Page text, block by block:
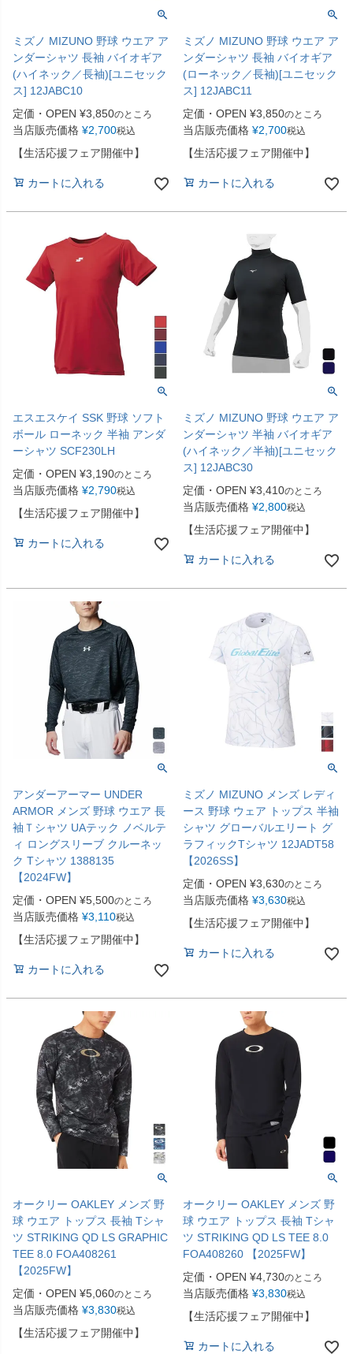
ミズノ MIZUNO 野球 ウエア ア
ンダーシャツ 長袖 バイオギア
(ハイネック／長袖)[ユニセック
ス] 12JABC10
定価・OPEN ¥3,850のところ
当店販売価格 ¥2,700税込
【生活応援フェア開催中】
カートに入れる
ミズノ MIZUNO 野球 ウエア ア
ンダーシャツ 長袖 バイオギア
(ローネック／長袖)[ユニセック
ス] 12JABC11
定価・OPEN ¥3,850のところ
当店販売価格 ¥2,700税込
【生活応援フェア開催中】
カートに入れる
エスエスケイ SSK 野球 ソフト
ボール ローネック 半袖 アンダ
ーシャツ SCF230LH
定価・OPEN ¥3,190のところ
当店販売価格 ¥2,790税込
【生活応援フェア開催中】
カートに入れる
ミズノ MIZUNO 野球 ウエア ア
ンダーシャツ 半袖 バイオギア
(ハイネック／半袖)[ユニセック
ス] 12JABC30
定価・OPEN ¥3,410のところ
当店販売価格 ¥2,800税込
【生活応援フェア開催中】
カートに入れる
アンダーアーマー UNDER
ARMOR メンズ 野球 ウエア 長
袖Ｔシャツ UAテック ノベルテ
ィ ロングスリーブ クルーネッ
ク Tシャツ 1388135
【2024FW】
定価・OPEN ¥5,500のところ
当店販売価格 ¥3,110税込
【生活応援フェア開催中】
カートに入れる
ミズノ MIZUNO メンズ レディ
ース 野球 ウェア トップス 半袖
シャツ グローバルエリート グ
ラフィックTシャツ 12JADT58
【2026SS】
定価・OPEN ¥3,630のところ
当店販売価格 ¥3,630税込
【生活応援フェア開催中】
カートに入れる
オークリー OAKLEY メンズ 野
球 ウエア トップス 長袖 Tシャ
ツ STRIKING QD LS GRAPHIC
TEE 8.0 FOA408261
【2025FW】
定価・OPEN ¥5,060のところ
当店販売価格 ¥3,830税込
【生活応援フェア開催中】
オークリー OAKLEY メンズ 野
球 ウエア トップス 長袖 Tシャ
ツ STRIKING QD LS TEE 8.0
FOA408260 【2025FW】
定価・OPEN ¥4,730のところ
当店販売価格 ¥3,830税込
【生活応援フェア開催中】
カートに入れる